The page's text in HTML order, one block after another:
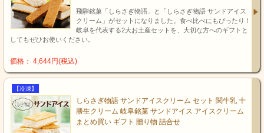
飛騨銘菓「しらさぎ物語」と「しらさぎ物語 サンドアイス
クリーム」がセットになりました。食べ比べにもぴったり！
岐阜を代表する2大お土産セットを、大切な方へのギフトと
してもぜひお使いください。
価格： 4,644円(税込)
【冷凍】
しらさぎ物語 サンドアイスクリーム セット 関牛乳 十
勝生クリーム 岐阜銘菓 サンドアイス アイスクリーム
まとめ買い ギフト 贈り物 詰合せ